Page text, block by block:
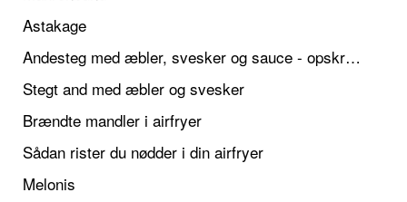
Astakage
Andesteg med æbler, svesker og sauce - opskrift også til jul
Stegt and med æbler og svesker
Brændte mandler i airfryer
Sådan rister du nødder i din airfryer
Melonis